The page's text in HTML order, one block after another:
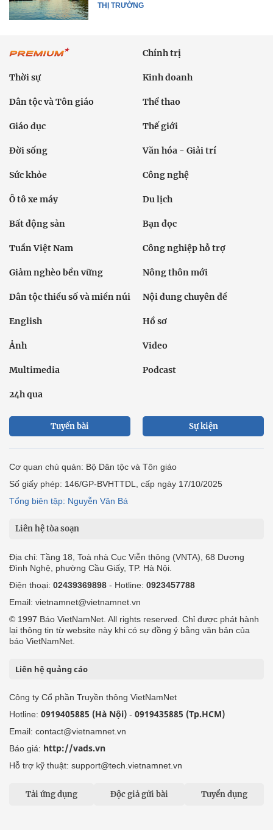
THỊ TRƯỜNG
Chính trị
Thời sự Kinh doanh
Dân tộc và Tôn giáo Thể thao
Giáo dục Thế giới
Đời sống Văn hóa - Giải trí
Sức khỏe Công nghệ
Ô tô xe máy Du lịch
Bất động sản Bạn đọc
Tuần Việt Nam Công nghiệp hỗ trợ
Giảm nghèo bền vững Nông thôn mới
Dân tộc thiểu số và miền núi Nội dung chuyên đề
English Hồ sơ
Ảnh Video
Multimedia Podcast
24h qua
Tuyến bài Sự kiện
Cơ quan chủ quản: Bộ Dân tộc và Tôn giáo
Số giấy phép: 146/GP-BVHTTDL, cấp ngày 17/10/2025
Tổng biên tập: Nguyễn Văn Bá
Liên hệ tòa soạn
Địa chỉ: Tầng 18, Toà nhà Cục Viễn thông (VNTA), 68 Dương
Đình Nghệ, phường Cầu Giấy, TP. Hà Nội.
Điện thoại: 02439369898 - Hotline: 0923457788
Email: vietnamnet@vietnamnet.vn
© 1997 Báo VietNamNet. All rights reserved. Chỉ được phát hành
lại thông tin từ website này khi có sự đồng ý bằng văn bản của
báo VietNamNet.
Liên hệ quảng cáo
Công ty Cổ phần Truyền thông VietNamNet
Hotline: 0919405885 (Hà Nội) - 0919435885 (Tp.HCM)
Email: contact@vietnamnet.vn
Báo giá: http://vads.vn
Hỗ trợ kỹ thuật: support@tech.vietnamnet.vn
Tải ứng dụng Độc giả gửi bài Tuyển dụng